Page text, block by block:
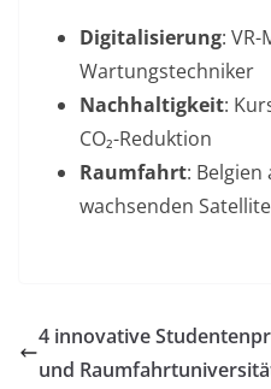
Digitalisierung:
Wartungstechniker
Nachhaltigkeit:
CO₂-Reduktion
Raumfahrt: Belgien
wachsenden
4 innovative
und